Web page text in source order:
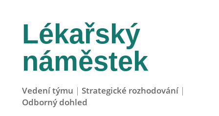
Lékařský
náměstek
Vedení týmu | Strategické rozhodování |
Odborný dohled